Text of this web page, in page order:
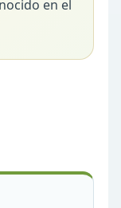
en el